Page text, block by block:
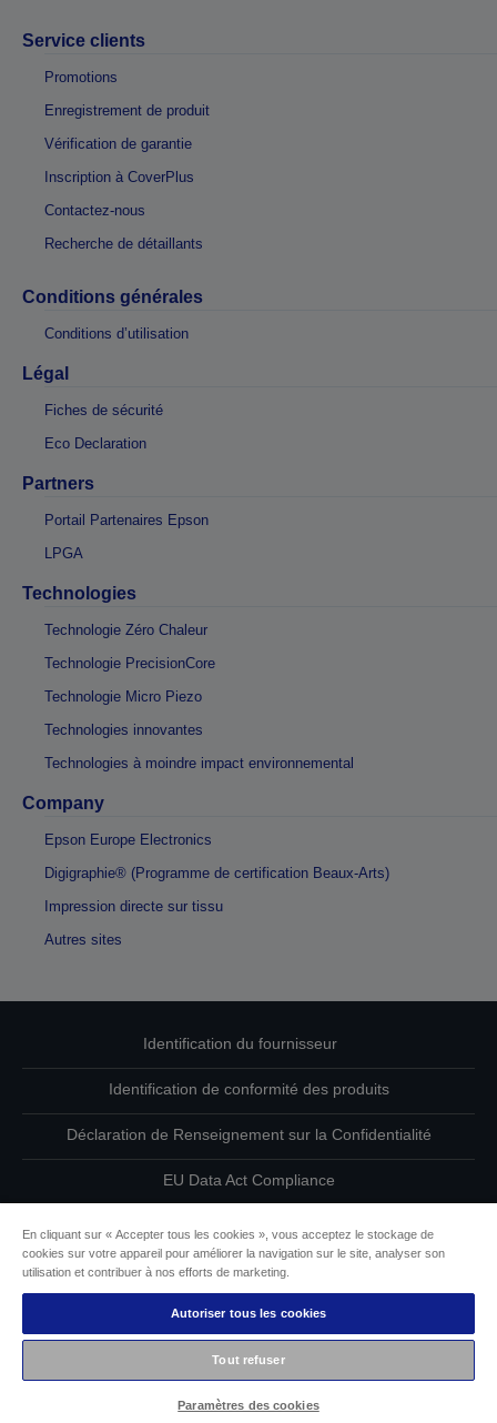
Service clients
Promotions
Enregistrement de produit
Vérification de garantie
Inscription à CoverPlus
Contactez-nous
Recherche de détaillants
Conditions générales
Conditions d’utilisation
Légal
Fiches de sécurité
Eco Declaration
Partners
Portail Partenaires Epson
LPGA
Technologies
Technologie Zéro Chaleur
Technologie PrecisionCore
Technologie Micro Piezo
Technologies innovantes
Technologies à moindre impact environnemental
Company
Epson Europe Electronics
Digigraphie® (Programme de certification Beaux-Arts)
Impression directe sur tissu
Autres sites
Identification du fournisseur
Identification de conformité des produits
Déclaration de Renseignement sur la Confidentialité
EU Data Act Compliance
Informations sur les cookies
L’engagement d’Epson pour l’accessibilité
Copyright © 2026 Seiko Epson
En cliquant sur « Accepter tous les cookies », vous acceptez le stockage de
cookies sur votre appareil pour améliorer la navigation sur le site, analyser son
utilisation et contribuer à nos efforts de marketing.
Autoriser tous les cookies
Tout refuser
Paramètres des cookies